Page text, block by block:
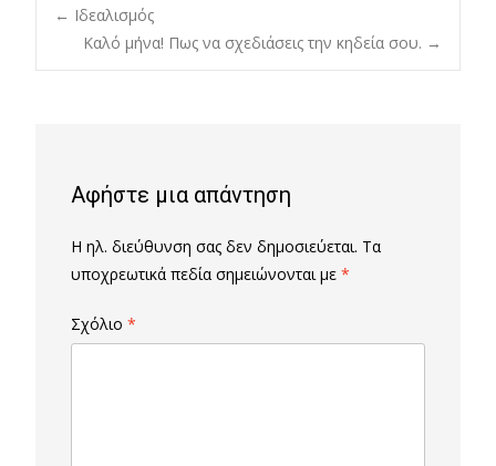
Post
← Ιδεαλισμός
Καλό μήνα! Πως να σχεδιάσεις την κηδεία σου. →
Αφήστε μια απάντηση
Η ηλ. διεύθυνση σας δεν δημοσιεύεται. Τα
υποχρεωτικά πεδία σημειώνονται με *
Σχόλιο *